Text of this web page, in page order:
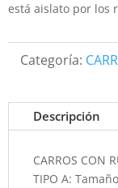
está aislato por los
Categoría:
Descripción
CARROS CON
TIPO A: